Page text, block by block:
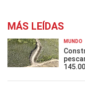
MÁS LEÍDAS
MUNDO